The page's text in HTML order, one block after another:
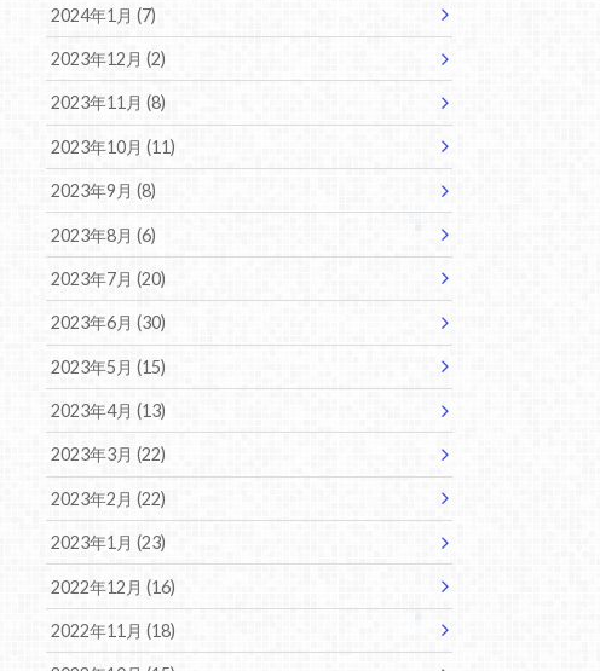
2024年1月 (7)
2023年12月 (2)
2023年11月 (8)
2023年10月 (11)
2023年9月 (8)
2023年8月 (6)
2023年7月 (20)
2023年6月 (30)
2023年5月 (15)
2023年4月 (13)
2023年3月 (22)
2023年2月 (22)
2023年1月 (23)
2022年12月 (16)
2022年11月 (18)